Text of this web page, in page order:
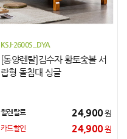
KSJ-2600S_DYA
[동양렌탈]김수자 황토숯볼 서
랍형 돌침대 싱글
월렌탈료 24,900원
카드할인 24,900원